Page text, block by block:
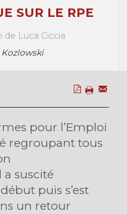
SUR LE RPE
de Luca Ciccia
pour l’Emploi
regroupant tous
a suscité
puis s’est
un retour